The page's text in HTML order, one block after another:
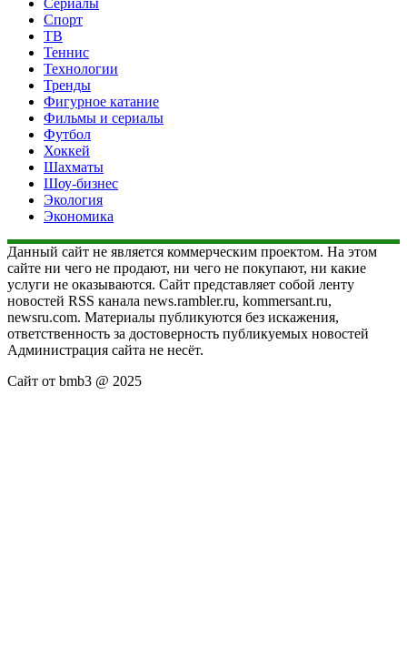
Спорт
ТВ
Теннис
Технологии
Тренды
Фигурное катание
Фильмы и сериалы
Футбол
Хоккей
Шахматы
Шоу-бизнес
Экология
Экономика
Данный сайт не является коммерческим проектом. На этом
сайте ни чего не продают, ни чего не покупают, ни какие
услуги не оказываются. Сайт представляет собой ленту
новостей RSS канала news.rambler.ru, kommersant.ru,
newsru.com. Материалы публикуются без искажения,
ответственность за достоверность публикуемых новостей
Администрация сайта не несёт.
Сайт от bmb3 @ 2025